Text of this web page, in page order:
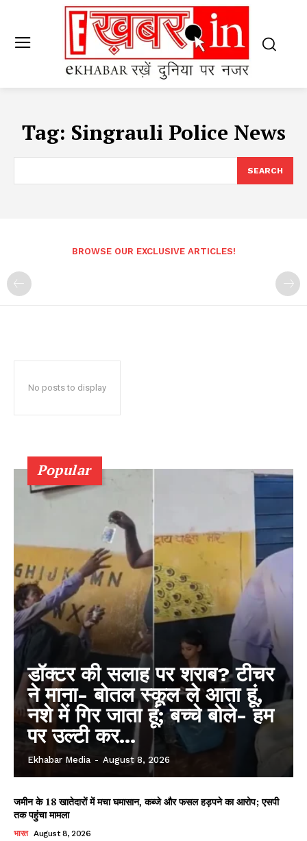
Tag: Singrauli Police News
SEARCH
BROWSE OUR EXCLUSIVE ARTICLES!
No posts to display
Popular
डॉक्टर की सलाह पर शराब? टीचर
ने माना- बोतल स्कूल ले आता हूं,
नशे में गिर जाता हूं; बच्चे बोले- हम
पर उल्टी कर...
Ekhabar Media - August 8, 2026
जमीन के 18 खातेदारों में मचा घमासान, कब्जे और फसल हड़पने का आरोप; एसपी
तक पहुंचा मामला
भारत August 8, 2026